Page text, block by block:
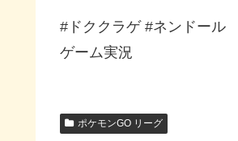
#ドククラゲ #ネンドール
ゲーム実況
ポケモンGO リーグ